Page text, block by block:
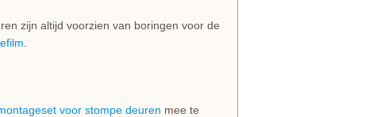
zijn altijd voorzien van boringen voor de
voor stompe deuren mee te